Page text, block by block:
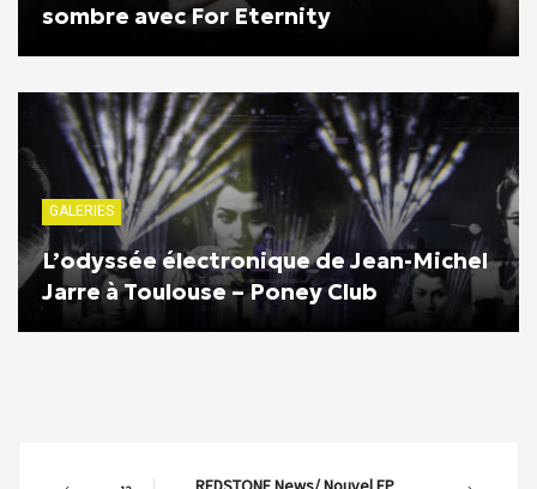
sombre avec For Eternity
GALERIES
L’odyssée électronique de Jean-Michel
Jarre à Toulouse – Poney Club